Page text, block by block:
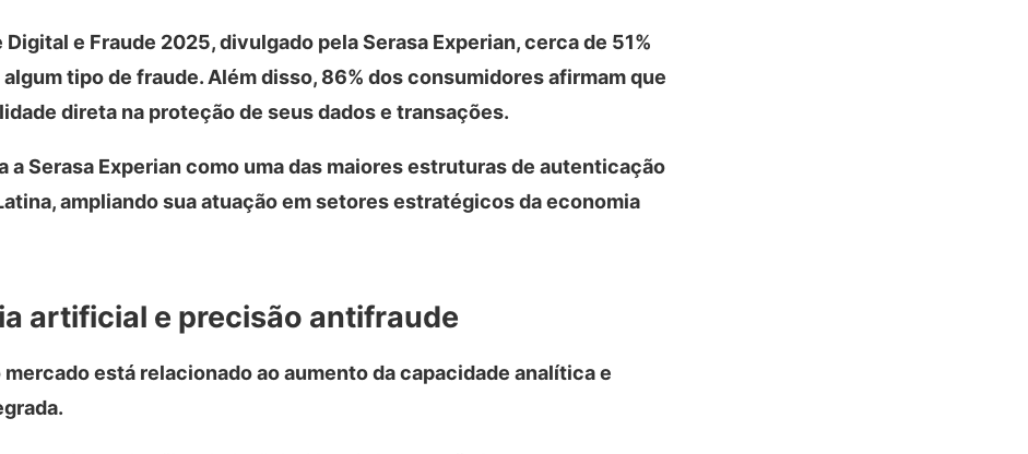
e Fraude 2025, divulgado pela Serasa Experian, cerca de 51%
tipo de fraude. Além disso, 86% dos consumidores afirmam que
direta na proteção de seus dados e transações.
a Serasa Experian como uma das maiores estruturas de autenticação
ampliando sua atuação em setores estratégicos da economia
artificial e precisão antifraude
está relacionado ao aumento da capacidade analítica e